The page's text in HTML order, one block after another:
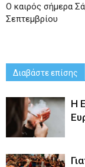
Ο καιρός σήμερα
Σεπτεμβρίου
Διαβάστε επίσης
Η